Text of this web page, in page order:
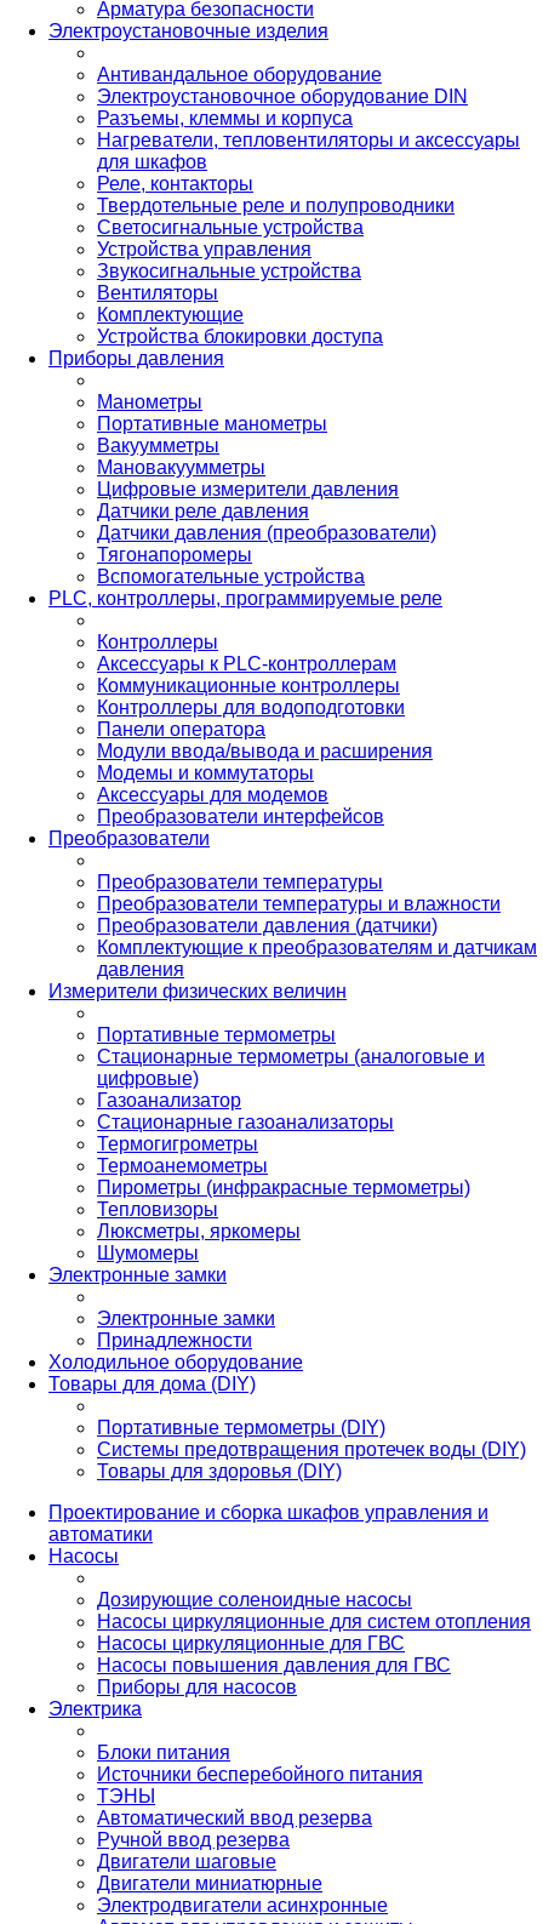
Арматура безопасности
Электроустановочные изделия
Антивандальное оборудование
Электроустановочное оборудование DIN
Разъемы, клеммы и корпуса
Нагреватели, тепловентиляторы и аксессуары
для шкафов
Реле, контакторы
Твердотельные реле и полупроводники
Светосигнальные устройства
Устройства управления
Звукосигнальные устройства
Вентиляторы
Комплектующие
Устройства блокировки доступа
Приборы давления
Манометры
Портативные манометры
Вакуумметры
Мановакуумметры
Цифровые измерители давления
Датчики реле давления
Датчики давления (преобразователи)
Тягонапоромеры
Вспомогательные устройства
PLС, контроллеры, программируемые реле
Контроллеры
Аксессуары к PLC-контроллерам
Коммуникационные контроллеры
Контроллеры для водоподготовки
Панели оператора
Модули ввода/вывода и расширения
Модемы и коммутаторы
Аксессуары для модемов
Преобразователи интерфейсов
Преобразователи
Преобразователи температуры
Преобразователи температуры и влажности
Преобразователи давления (датчики)
Комплектующие к преобразователям и датчикам
давления
Измерители физических величин
Портативные термометры
Стационарные термометры (аналоговые и
цифровые)
Газоанализатор
Стационарные газоанализаторы
Термогигрометры
Термоанемометры
Пирометры (инфракрасные термометры)
Тепловизоры
Люксметры, яркомеры
Шумомеры
Электронные замки
Электронные замки
Принадлежности
Холодильное оборудование
Товары для дома (DIY)
Портативные термометры (DIY)
Системы предотвращения протечек воды (DIY)
Товары для здоровья (DIY)
Проектирование и сборка шкафов управления и
автоматики
Насосы
Дозирующие соленоидные насосы
Насосы циркуляционные для систем отопления
Насосы циркуляционные для ГВС
Насосы повышения давления для ГВС
Приборы для насосов
Электрика
Блоки питания
Источники бесперебойного питания
ТЭНЫ
Автоматический ввод резерва
Ручной ввод резерва
Двигатели шаговые
Двигатели миниатюрные
Электродвигатели асинхронные